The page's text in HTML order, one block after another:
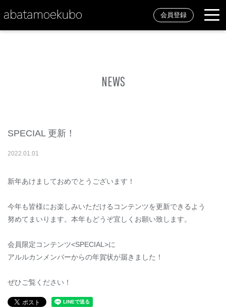
会員登録
NEWS
SPECIAL 更新！
2022.01.01
新年あけましておめでとうございます！
今年も皆様にお楽しみいただけるコンテンツを更新できるよう
努めてまいります。本年もどうぞ宜しくお願い致します。
会員限定コンテンツ<SPECIAL>に
アルルカンメンバーからの年賀状が届きました！
ぜひご覧ください！